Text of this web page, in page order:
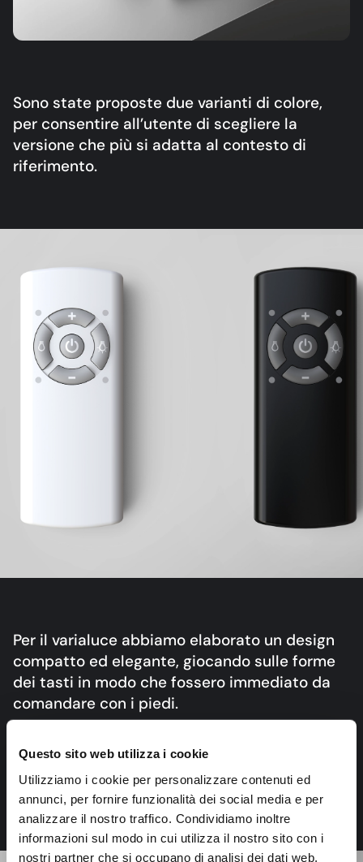
Questo sito web utilizza i cookie
Utilizziamo i cookie per personalizzare contenuti ed
annunci, per fornire funzionalità dei social media e per
analizzare il nostro traffico. Condividiamo inoltre
informazioni sul modo in cui utilizza il nostro sito con i
nostri partner che si occupano di analisi dei dati web,
Sono state proposte due varianti di colore,
per consentire all’utente di scegliere la
versione che più si adatta al contesto di
riferimento.
Per il varialuce abbiamo elaborato un design
compatto ed elegante, giocando sulle forme
dei tasti in modo che fossero immediato da
comandare con i piedi.
La gamma di colori proposta consente
all’utente finale di scegliere la tinta che più si
adatta all’ambiente di riferimento.